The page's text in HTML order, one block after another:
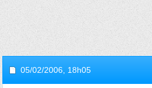
05/02/2006, 18h05